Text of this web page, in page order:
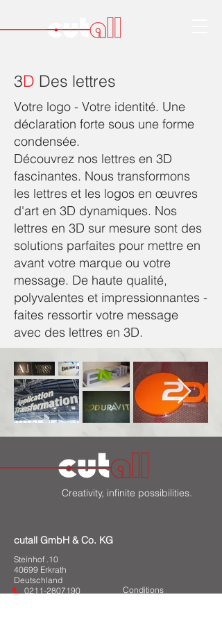
3D Des lettres
Votre logo - Votre identité. Une
déclaration forte sous une forme
condensée.
Découvrez nos lettres en 3D
fascinantes. Nous transformons
les lettres et les logos en œuvres
d'art en 3D dynamiques. Nos
lettres en 3D sur mesure sont des
solutions parfaites pour mettre en
avant votre marque ou votre
message. De haute qualité,
polyvalentes et impressionnantes -
faites ressortir votre message
avec des lettres en 3D.
Creativity, infinite possibilities.
cutall GmbH & Co. KG
Steinhof .10
40699 Erkrath
Deutschland
0211-2807190
Conditions